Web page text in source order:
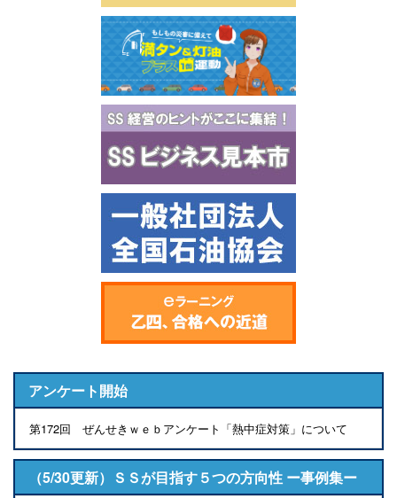
アンケート開始
第172回 ぜんせきｗｅｂアンケート「熱中症対策」について
（5/30更新）ＳＳが目指す５つの方向性 ー事例集ー